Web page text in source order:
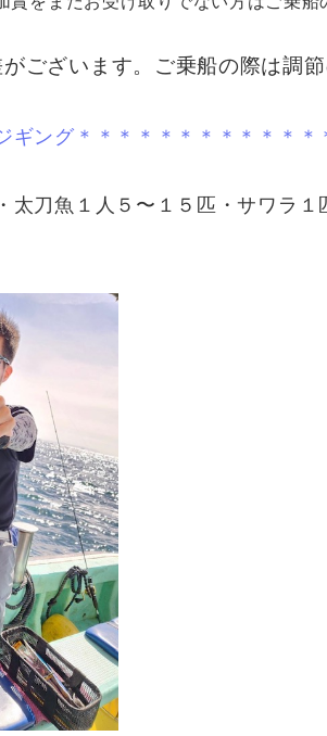
ございます。ご乗船の際は調
ギング＊＊＊＊＊＊＊＊＊＊＊＊
太刀魚１人５〜１５匹・サワラ